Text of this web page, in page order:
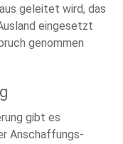
geleitet wird, das
eingesetzt
genommen
gibt es
Anschaffungs-